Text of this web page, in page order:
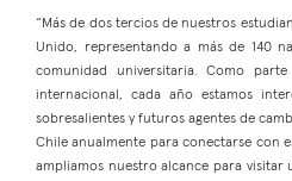
“Más de dos tercios de nuestros
Unido, representando a más de 140
comunidad universitaria. Como
internacional, cada año estamos
sobresalientes y futuros agentes de
Chile anualmente para conectarse con
ampliamos nuestro alcance para visitar